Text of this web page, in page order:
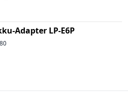
Adapter LP-E6P